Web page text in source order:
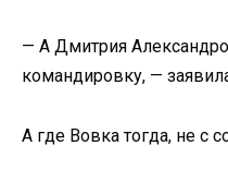
— А Дмитрия
командировку, —
А где Вовка тогда, не с